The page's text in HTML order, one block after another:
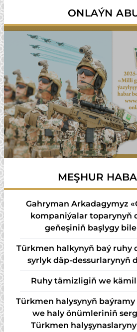
ONLAÝN
MEŞHUR
Gahryman Arkadagymyz
kompaniýalar toparynyň
geňeşiniň başlygy
Türk­men hal­ky­nyň baý ru­hy
syr­lyk däp-des­sur­la­ry­nyň
Ruhy tämizligiň we
Türkmen halysynyň
we haly önümleriniň
Türkmen